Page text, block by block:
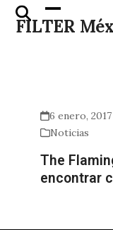
Skip
FILTER
Open
mobile
Close
mobile
6 enero, 2017
Noticias
The
encontrar